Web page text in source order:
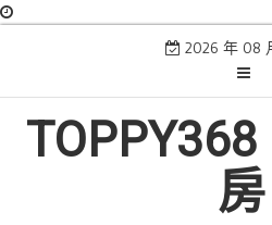
2026 年 08
房